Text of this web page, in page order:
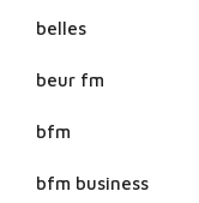
belles
beur fm
bfm
bfm business